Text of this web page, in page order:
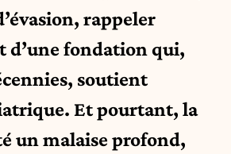
rappeler
d’une fondation qui,
soutient
Et pourtant, la
un malaise profond,